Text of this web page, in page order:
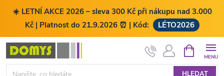
☀️ LETNÍ AKCE 2026 – sleva 300 Kč při nákupu nad 3.000
Kč | Platnost do 21.9.2026 ⏰ | Kód:
LÉTO2026
Přejít
obsah
HLEDAT
NÁKUPNÍ
KOŠÍK